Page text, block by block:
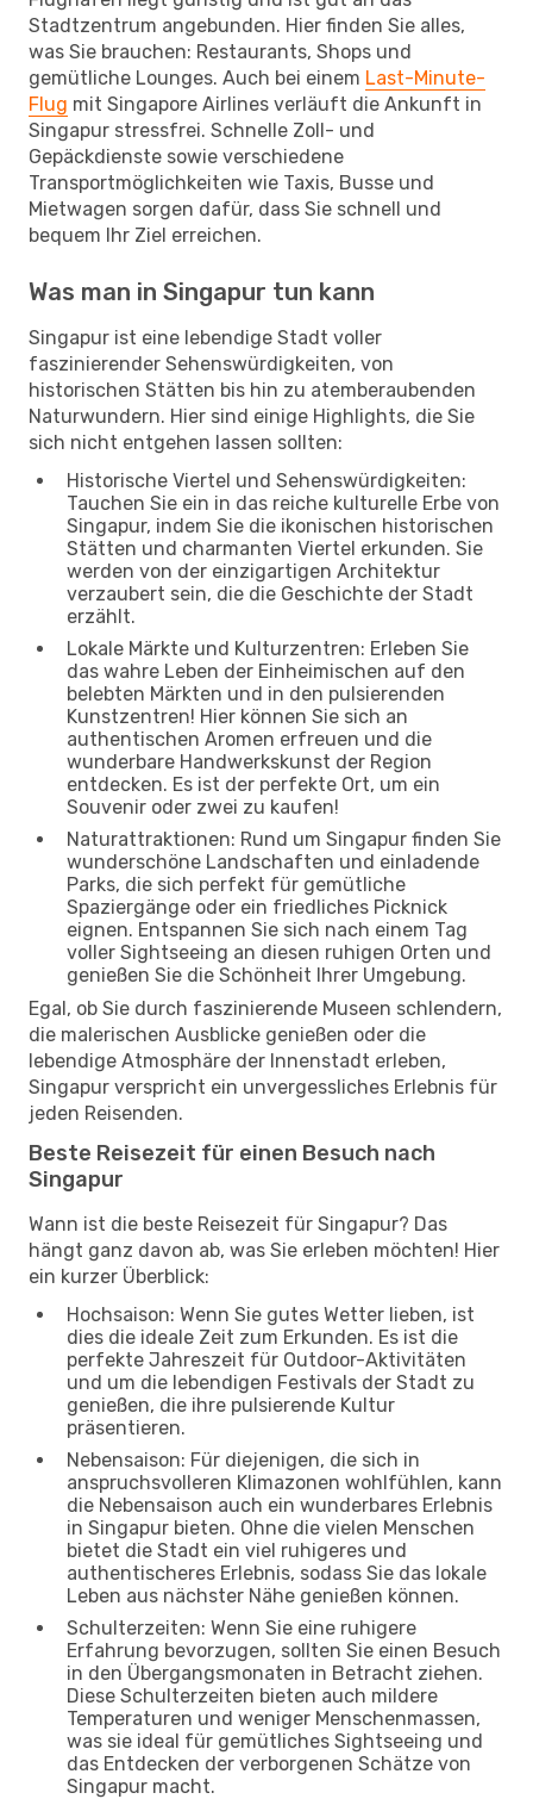
Stadtzentrum angebunden. Hier finden Sie alles,
was Sie brauchen: Restaurants, Shops und
gemütliche Lounges. Auch bei einem Last-Minute-
Flug mit Singapore Airlines verläuft die Ankunft in
Singapur stressfrei. Schnelle Zoll- und
Gepäckdienste sowie verschiedene
Transportmöglichkeiten wie Taxis, Busse und
Mietwagen sorgen dafür, dass Sie schnell und
bequem Ihr Ziel erreichen.
Was man in Singapur tun kann
Singapur ist eine lebendige Stadt voller
faszinierender Sehenswürdigkeiten, von
historischen Stätten bis hin zu atemberaubenden
Naturwundern. Hier sind einige Highlights, die Sie
sich nicht entgehen lassen sollten:
Historische Viertel und Sehenswürdigkeiten:
Tauchen Sie ein in das reiche kulturelle Erbe von
Singapur, indem Sie die ikonischen historischen
Stätten und charmanten Viertel erkunden. Sie
werden von der einzigartigen Architektur
verzaubert sein, die die Geschichte der Stadt
erzählt.
Lokale Märkte und Kulturzentren: Erleben Sie
das wahre Leben der Einheimischen auf den
belebten Märkten und in den pulsierenden
Kunstzentren! Hier können Sie sich an
authentischen Aromen erfreuen und die
wunderbare Handwerkskunst der Region
entdecken. Es ist der perfekte Ort, um ein
Souvenir oder zwei zu kaufen!
Naturattraktionen: Rund um Singapur finden Sie
wunderschöne Landschaften und einladende
Parks, die sich perfekt für gemütliche
Spaziergänge oder ein friedliches Picknick
eignen. Entspannen Sie sich nach einem Tag
voller Sightseeing an diesen ruhigen Orten und
genießen Sie die Schönheit Ihrer Umgebung.
Egal, ob Sie durch faszinierende Museen schlendern,
die malerischen Ausblicke genießen oder die
lebendige Atmosphäre der Innenstadt erleben,
Singapur verspricht ein unvergessliches Erlebnis für
jeden Reisenden.
Beste Reisezeit für einen Besuch nach
Singapur
Wann ist die beste Reisezeit für Singapur? Das
hängt ganz davon ab, was Sie erleben möchten! Hier
ein kurzer Überblick:
Hochsaison: Wenn Sie gutes Wetter lieben, ist
dies die ideale Zeit zum Erkunden. Es ist die
perfekte Jahreszeit für Outdoor-Aktivitäten
und um die lebendigen Festivals der Stadt zu
genießen, die ihre pulsierende Kultur
präsentieren.
Nebensaison: Für diejenigen, die sich in
anspruchsvolleren Klimazonen wohlfühlen, kann
die Nebensaison auch ein wunderbares Erlebnis
in Singapur bieten. Ohne die vielen Menschen
bietet die Stadt ein viel ruhigeres und
authentischeres Erlebnis, sodass Sie das lokale
Leben aus nächster Nähe genießen können.
Schulterzeiten: Wenn Sie eine ruhigere
Erfahrung bevorzugen, sollten Sie einen Besuch
in den Übergangsmonaten in Betracht ziehen.
Diese Schulterzeiten bieten auch mildere
Temperaturen und weniger Menschenmassen,
was sie ideal für gemütliches Sightseeing und
das Entdecken der verborgenen Schätze von
Singapur macht.